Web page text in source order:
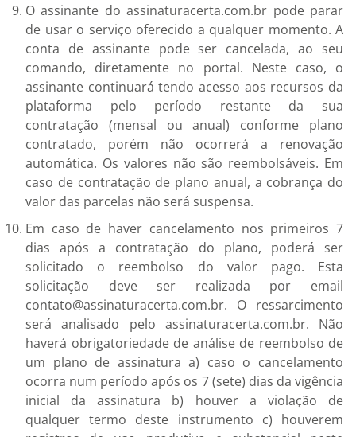
O assinante do assinaturacerta.com.br pode parar
de usar o serviço oferecido a qualquer momento. A
conta de assinante pode ser cancelada, ao seu
comando, diretamente no portal. Neste caso, o
assinante continuará tendo acesso aos recursos da
plataforma pelo período restante da sua
contratação (mensal ou anual) conforme plano
contratado, porém não ocorrerá a renovação
automática. Os valores não são reembolsáveis. Em
caso de contratação de plano anual, a cobrança do
valor das parcelas não será suspensa.
Em caso de haver cancelamento nos primeiros 7
dias após a contratação do plano, poderá ser
solicitado o reembolso do valor pago. Esta
solicitação deve ser realizada por email
contato@assinaturacerta.com.br. O ressarcimento
será analisado pelo assinaturacerta.com.br. Não
haverá obrigatoriedade de análise de reembolso de
um plano de assinatura a) caso o cancelamento
ocorra num período após os 7 (sete) dias da vigência
inicial da assinatura b) houver a violação de
qualquer termo deste instrumento c) houverem